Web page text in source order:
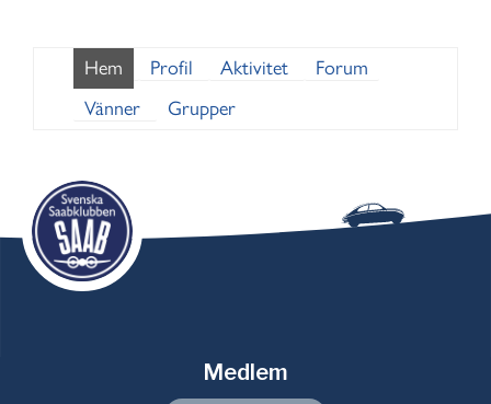
Hem Profil Aktivitet
Forum
Vänner
Grupper
Medlem